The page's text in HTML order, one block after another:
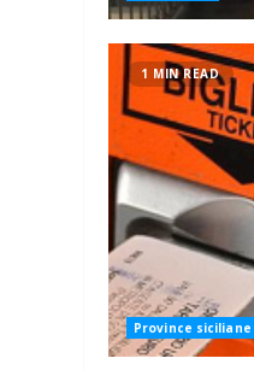
1 MIN READ
Province siciliane